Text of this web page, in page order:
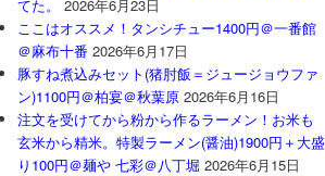
てた。
2026年6月23日
ここはオススメ！タンシチュー1400円＠一番館
＠麻布十番 2026年6月17日
豚すね煮込みセット(猪肘飯＝ジュージョウファ
ン)1100円＠柏宴＠秋葉原 2026年6月16日
注文を受けてから粉から作るラーメン！お米も
玄米から精米。特製ラーメン(醤油)1900円＋大盛
り100円＠麺や 七彩＠八丁堀 2026年6月15日